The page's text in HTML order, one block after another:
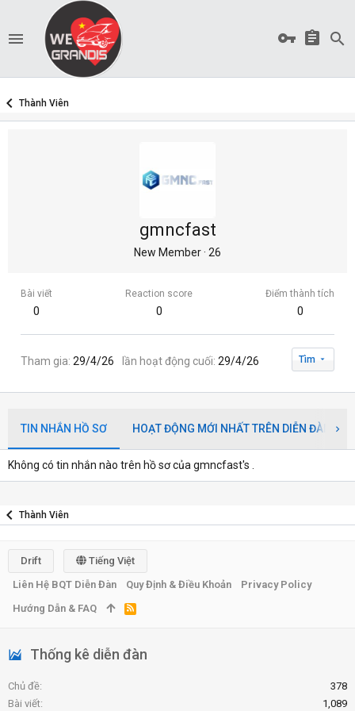
Thành Viên
gmncfast
New Member· 26
Bài viết
0
Reaction score
0
Điểm thành tích
0
Tham gia 29/4/26 lần hoạt động cuối 29/4/26 Tìm
TIN NHẮN HỒ SƠ HOẠT ĐỘNG MỚI NHẤT TRÊN DIỄN ĐÀN
Không có tin nhắn nào trên hồ sơ của gmncfast's .
Thành Viên
Thống kê diễn đàn
Chủ đề
378
Bài viết
1,089
Drift
Tiếng Việt
Liên Hệ BQT Diễn Đàn
Quy Định & Điều Khoản
Privacy Policy
Hướng Dẫn & FAQ
R
S